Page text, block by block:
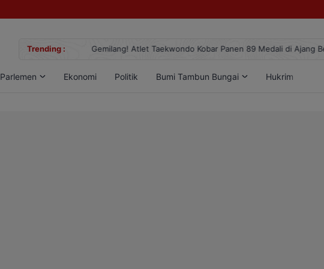
Trending : Gemilang! Atlet Taekwondo Kobar Panen 89 Medali di Ajang
Parlemen Ekonomi Politik Bumi Tambun Bungai Hukrim